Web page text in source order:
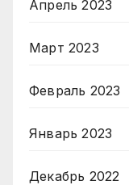
Апрель 2023
Март 2023
Февраль 2023
Январь 2023
Декабрь 2022